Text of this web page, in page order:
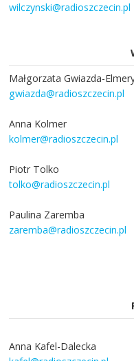
wilczynski@radioszczecin.pl
Małgorzata Gwiazda-
gwiazda@radioszczecin.pl
Anna Kolmer
kolmer@radioszczecin.pl
Piotr Tolko
tolko@radioszczecin.pl
Paulina Zaremba
zaremba@radioszczecin.pl
Anna Kafel-Dalecka